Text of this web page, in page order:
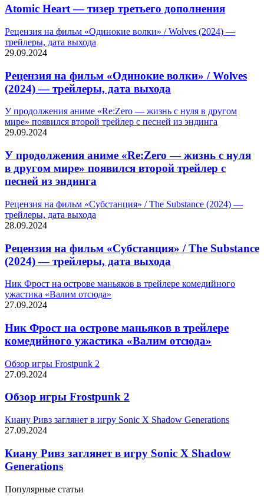
Atomic Heart — тизер третьего дополнения
Рецензия на фильм «Одинокие волки» / Wolves (2024) —
трейлеры, дата выхода
29.09.2024
Рецензия на фильм «Одинокие волки» / Wolves
(2024) — трейлеры, дата выхода
У продолжения аниме «Re:Zero — жизнь с нуля в другом
мире» появился второй трейлер с песней из эндинга
29.09.2024
У продолжения аниме «Re:Zero — жизнь с нуля
в другом мире» появился второй трейлер с
песней из эндинга
Рецензия на фильм «Субстанция» / The Substance (2024) —
трейлеры, дата выхода
28.09.2024
Рецензия на фильм «Субстанция» / The Substance
(2024) — трейлеры, дата выхода
Ник Фрост на острове маньяков в трейлере комедийного
ужастика «Валим отсюда»
27.09.2024
Ник Фрост на острове маньяков в трейлере
комедийного ужастика «Валим отсюда»
Обзор игры Frostpunk 2
27.09.2024
Обзор игры Frostpunk 2
Киану Ривз заглянет в игру Sonic X Shadow Generations
27.09.2024
Киану Ривз заглянет в игру Sonic X Shadow
Generations
Популярные статьи